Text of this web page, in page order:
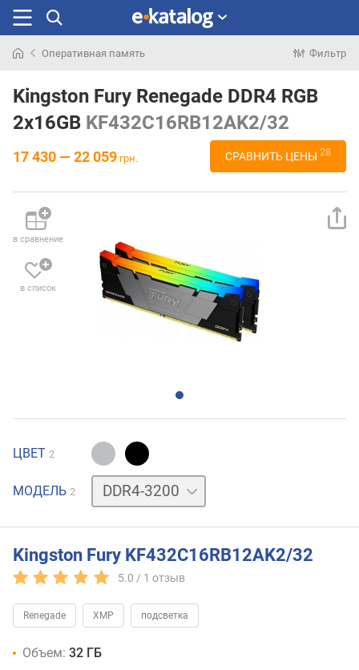
раньше
Оперативная память Фильтр
Kingston Fury Renegade DDR4 RGB
2x16GB KF432C16RB12AK2/32
17 430 — 22 059 грн. СРАВНИТЬ ЦЕНЫ 28
в сравнение
в список
ЦВЕТ 2
МОДЕЛЬ 2
DDR4-
3600
Kingston Fury KF432C16RB12AK2/32
5.0 / 1 отзыв
Renegade XMP подсветка
Объем: 32 ГБ